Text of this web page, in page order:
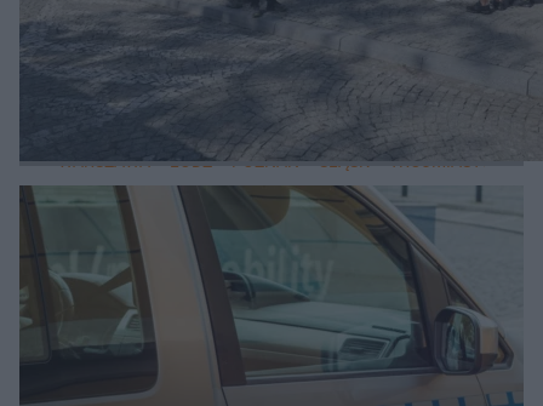
WIĘCEJ
LOKALNE
WARSZAWA ŁÓDŹ POZNAŃ ŚLĄSK TRÓJMIASTO